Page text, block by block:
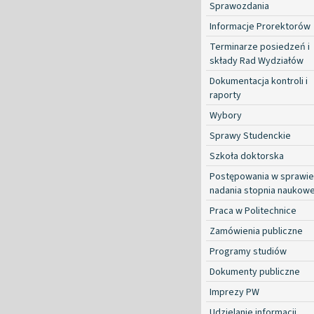
Sprawozdania
Informacje Prorektorów
Terminarze posiedzeń i
składy Rad Wydziałów
Dokumentacja kontroli i
raporty
Wybory
Sprawy Studenckie
Szkoła doktorska
Postępowania w sprawie
nadania stopnia
Praca w Politechnice
Zamówienia publiczne
Programy studiów
Dokumenty publiczne
Imprezy PW